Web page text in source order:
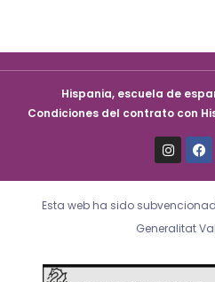
Hispania, escuela de
Condiciones del contrato con
I
n
s
t
g
r
a
F
a
c
e
o
o
k
Esta web ha sido
Generalitat